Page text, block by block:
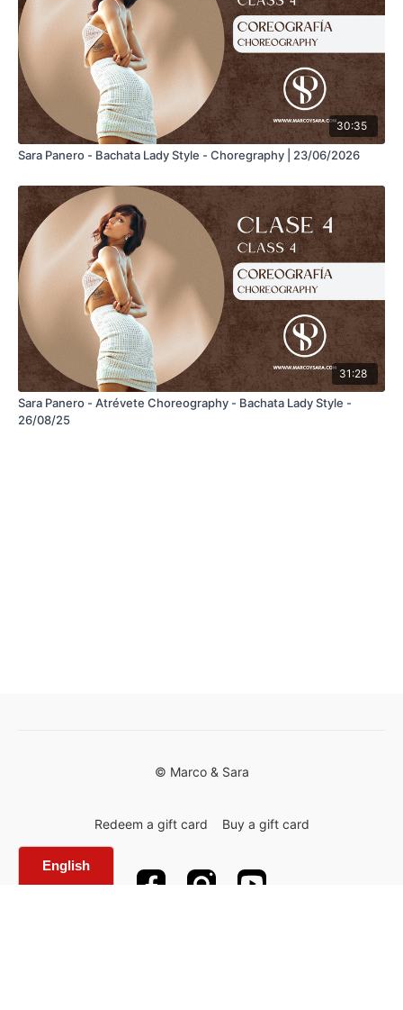
30:35
Sara Panero - Bachata Lady Style - Choregraphy | 23/06/2026
31:28
Sara Panero - Atrévete Choreography - Bachata Lady Style -
26/08/25
© Marco & Sara
Redeem a gift card Buy a gift card